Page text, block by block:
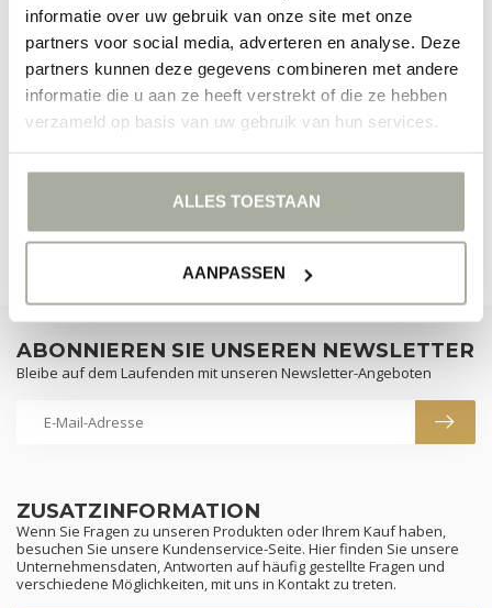
informatie over uw gebruik van onze site met onze
partners voor social media, adverteren en analyse. Deze
partners kunnen deze gegevens combineren met andere
informatie die u aan ze heeft verstrekt of die ze hebben
verzameld op basis van uw gebruik van hun services.
ALLES TOESTAAN
AANPASSEN
KEINE PRODUKTE GEFUNDEN!
ZUSATZINFORMATION
Wenn Sie Fragen zu unseren Produkten oder Ihrem Kauf haben,
besuchen Sie unsere Kundenservice-Seite. Hier finden Sie unsere
Unternehmensdaten, Antworten auf häufig gestellte Fragen und
verschiedene Möglichkeiten, mit uns in Kontakt zu treten.
ABONNIEREN SIE UNSEREN NEWSLETTER
Bleibe auf dem Laufenden mit unseren Newsletter-Angeboten